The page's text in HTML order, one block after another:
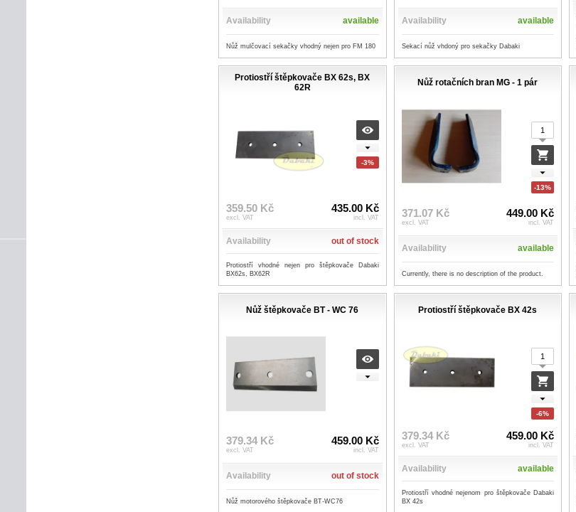
Availability available
Nůž mulčovací sekačky vhodný nejen pro FM 180
Availability available
Sekací nůž vhdoný pro sekačky Dabaki
Protiostří štěpkovače BX 62s, BX
62R
-3%
359.50 Kč
excl. VAT
435.00 Kč
incl. VAT
Availability out of stock
Protiostří vhodné nejen pro štěpkovače Dabaki
BX62s, BX62R
Nůž rotačních bran MG - 1 pár
-13%
371.07 Kč
excl. VAT
449.00 Kč
incl. VAT
Availability available
Currently, there is no description of the product.
Nůž štěpkovače BT - WC 76
379.34 Kč
excl. VAT
459.00 Kč
incl. VAT
Availability out of stock
Nůž motorového štěpkovače BT-WC76
Protiostří štěpkovače BX 42s
-6%
379.34 Kč
excl. VAT
459.00 Kč
incl. VAT
Availability available
Protiostří vhodné nejenom pro štěpkovače Dabaki
BX 42s